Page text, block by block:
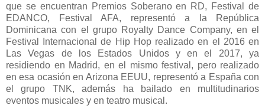
que se encuentran Premios Soberano en RD, Festival de
EDANCO, Festival AFA, representó a la República
Dominicana con el grupo Royalty Dance Company, en el
Festival Internacional de Hip Hop realizado en el 2016 en
Las Vegas de los Estados Unidos y en el 2017, ya
residiendo en Madrid, en el mismo festival, pero realizado
en esa ocasión en Arizona EEUU, representó a España con
el grupo TNK, además ha bailado en multitudinarios
eventos musicales y en teatro musical.